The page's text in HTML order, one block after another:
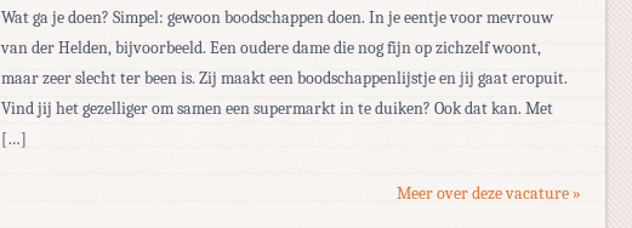
Wat ga je doen? Simpel: gewoon boodschappen doen. In je eentje voor mevrouw
van der Helden, bijvoorbeeld. Een oudere dame die nog fijn op zichzelf woont,
maar zeer slecht ter been is. Zij maakt een boodschappenlijstje en jij gaat eropuit.
Vind jij het gezelliger om samen een supermarkt in te duiken? Ook dat kan. Met
[…]
Meer over deze vacature »